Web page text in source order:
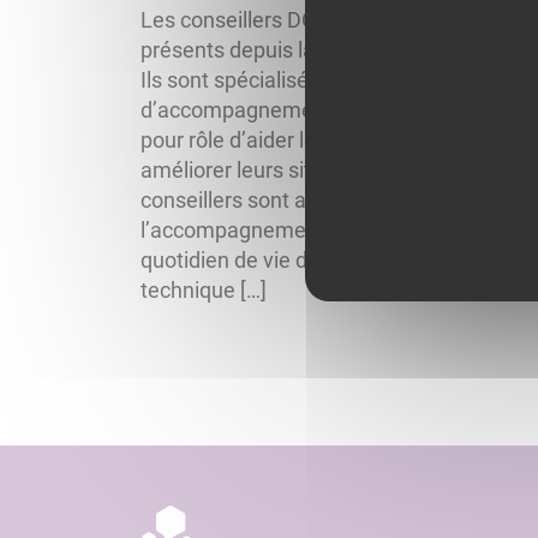
Les conseillers DOMPLUS GROUPE sont
présents depuis la création de l’entreprise.
Ils sont spécialisés dans les
d’accompagnement de la personne et ont
pour rôle d’aider les bénéficiaires à
améliorer leurs situations de vie. Les
conseillers sont au cœur de
l’accompagnement et de l’amélioration du
quotidien de vie de nos publics. Grâce à
technique […]